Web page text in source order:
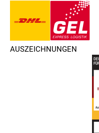
AUSZEICHNUNGEN